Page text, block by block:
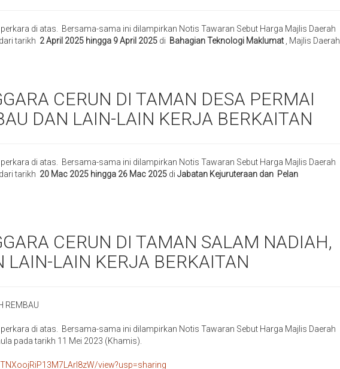
di atas. Bersama-sama ini dilampirkan Notis Tawaran Sebut Harga Majlis Daerah
tarikh 2 April 2025 hingga 9 April 2025 di Bahagian Teknologi Maklumat
, Majlis Daerah
CERUN DI TAMAN DESA PERMAI
DAN LAIN-LAIN KERJA BERKAITAN
di atas. Bersama-sama ini dilampirkan Notis Tawaran Sebut Harga Majlis Daerah
tarikh 20 Mac 2025 hingga 26 Mac 2025 di Jabatan Kejuruteraan dan Pelan
CERUN DI TAMAN SALAM NADIAH,
LAIN-LAIN KERJA BERKAITAN
REMBAU
di atas. Bersama-sama ini dilampirkan Notis Tawaran Sebut Harga Majlis Daerah
pada tarikh 11 Mei 2023 (Khamis).
view?usp=sharing